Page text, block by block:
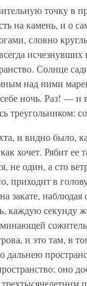
точку в
на камень, и о
словно
исчезнувших
Солнце
над ними
себе ночь. Раз! —
треугольником:
и видно было,
хочет. Рябит ее
не один, а сто
приходит в
закате,
каждую секунду
и это там, в
оно